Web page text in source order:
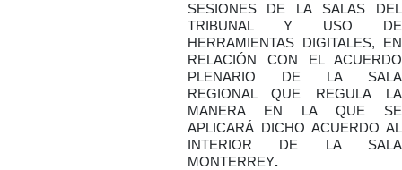
SESIONES DE LA SALAS DEL
TRIBUNAL Y USO DE
HERRAMIENTAS DIGITALES, EN
RELACIÓN CON EL ACUERDO
PLENARIO DE LA SALA
REGIONAL QUE REGULA LA
MANERA EN LA QUE SE
APLICARÁ DICHO ACUERDO AL
INTERIOR DE LA SALA
MONTERREY.